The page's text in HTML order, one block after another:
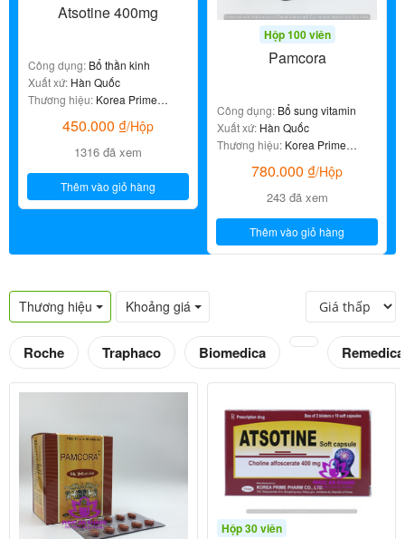
Atsotine 400mg
Công dụng: Bổ thần kinh
Xuất xứ: Hàn Quốc
Thương hiệu: Korea Prime
450.000 ₫/Hộp
1316 đã xem
Thêm vào giỏ hàng
Hộp 100 viên
Pamcora
Công dụng: Bổ sung vitamin
Xuất xứ: Hàn Quốc
Thương hiệu: Korea Prime
780.000 ₫/Hộp
243 đã xem
Thêm vào giỏ hàng
Thương hiệu Khoảng giá
Roche Traphaco Biomedica Remedica
Hộp 30 viên